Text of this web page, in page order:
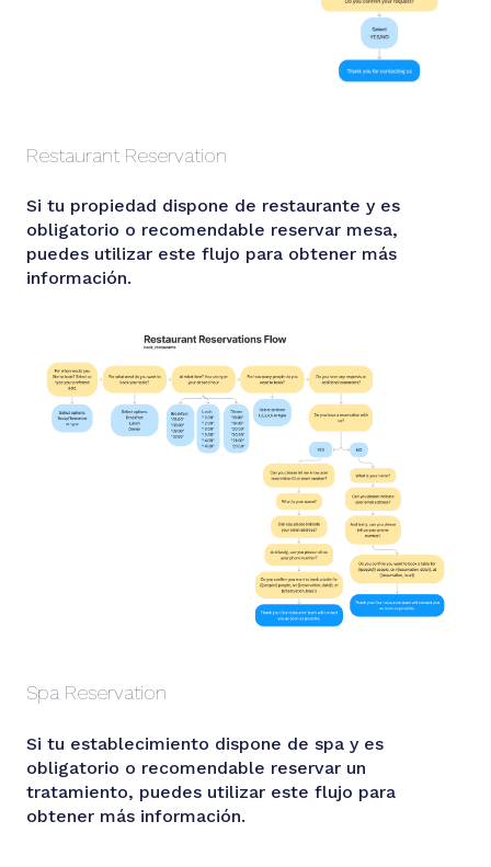
Restaurant Reservation
Si tu propiedad dispone de restaurante y es
obligatorio o recomendable reservar mesa,
puedes utilizar este flujo para obtener más
información.
Spa Reservation
Si tu establecimiento dispone de spa y es
obligatorio o recomendable reservar un
tratamiento, puedes utilizar este flujo para
obtener más información.